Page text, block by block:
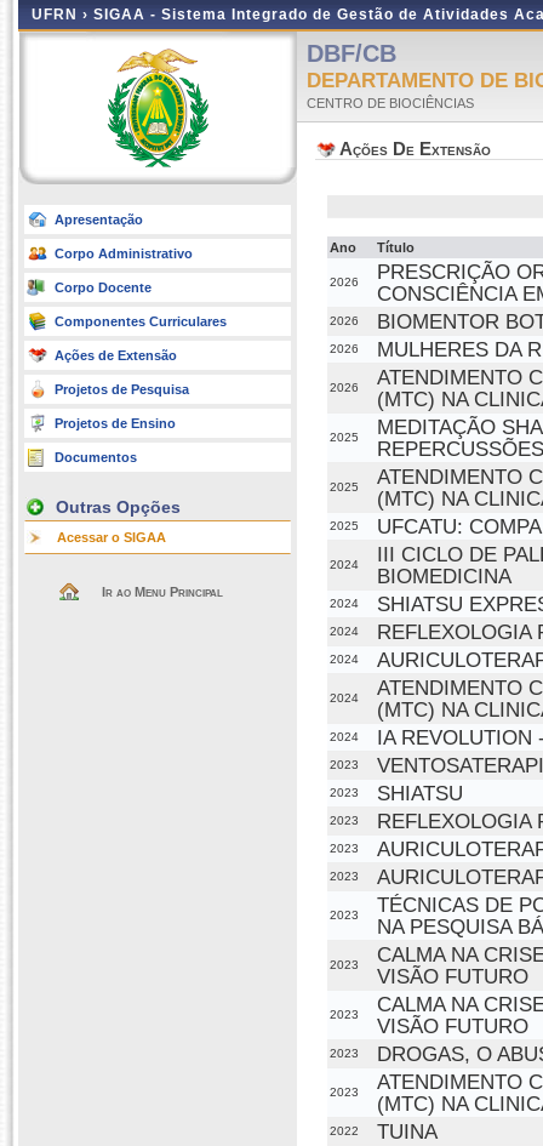
UFRN › SIGAA - Sistema Integrado de Gestão de Atividades
Apresentação
Corpo Administrativo
Corpo Docente
Componentes Curriculares
Ações de Extensão
Projetos de Pesquisa
Projetos de Ensino
Documentos
Outras Opções
Acessar o SIGAA
Ir ao Menu Principal
DBF/CB
DEPARTAMENTO DE
CENTRO DE BIOCIÊNCIAS
Ações De Extensão
Ano Título
2026
PRESCRIÇÃO
CONSCIÊNCIA
2026 BIOMENTOR
2026 MULHERES DA
2026
ATENDIMENTO
(MTC) NA
2025
MEDITAÇÃO
REPERCUSSÕES
2025
ATENDIMENTO
(MTC) NA
2025 UFCATU:
2024
III CICLO DE
BIOMEDICINA
2024 SHIATSU
2024 REFLEXOLOGIA
2024
2024
ATENDIMENTO
(MTC) NA
2024 IA REVOLUTION
2023
2023 SHIATSU
2023 REFLEXOLOGIA
2023
2023
2023
TÉCNICAS DE
NA PESQUISA
2023
CALMA NA
VISÃO FUTURO
2023
CALMA NA
VISÃO FUTURO
2023 DROGAS, O
2023
ATENDIMENTO
(MTC) NA
2022 TUINA